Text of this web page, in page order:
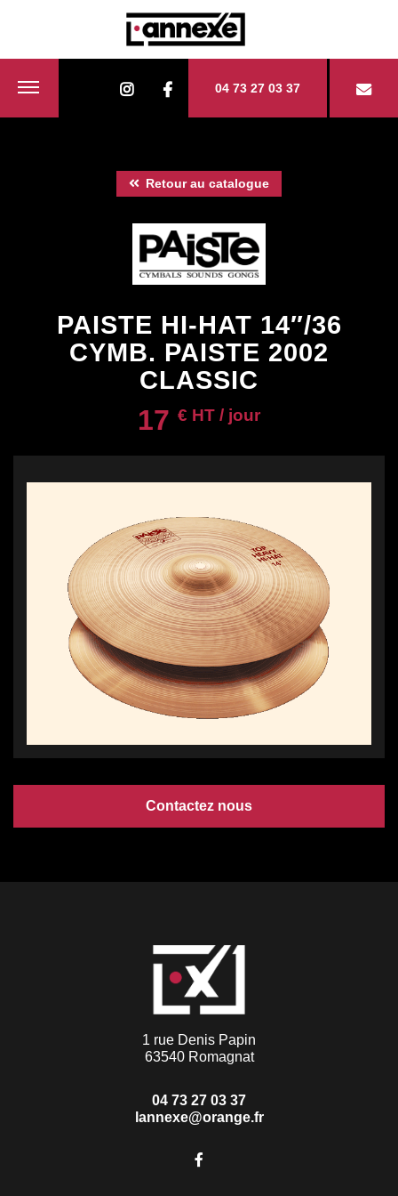
04 73 27 03 37
Retour au catalogue
PAISTE HI-HAT 14″/36
CYMB. PAISTE 2002
CLASSIC
17 € HT / jour
Contactez nous
1 rue Denis Papin
63540 Romagnat
04 73 27 03 37
lannexe@orange.fr